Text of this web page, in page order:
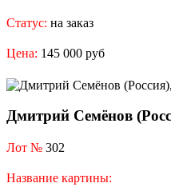
Статус: на заказ
Цена: 145 000 руб
Дмитрий Семёнов
Лот № 302
Название картины: